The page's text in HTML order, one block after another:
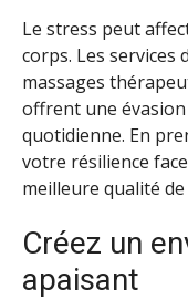
Le stress peut
corps. Les services
massages
offrent une
quotidienne. En
votre résilience
meilleure qualité de
Créez un
apaisant